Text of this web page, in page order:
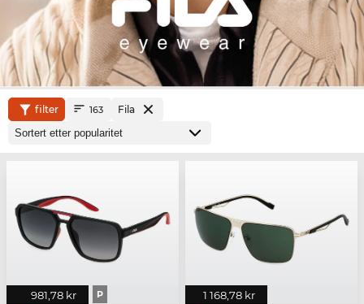
filter 163 Fila
981,78 kr P 1 168,78 kr